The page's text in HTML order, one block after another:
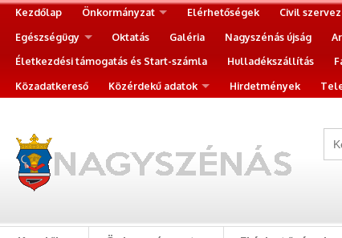
Kezdőlap Önkormányzat Elérhetőségek Civil
Egészségügy
Oktatás Galéria Nagyszénás újság
Életkezdési támogatás és Start-számla
Hulladékszállítás
Közadatkereső
Közérdekű adatok Hirdetmények